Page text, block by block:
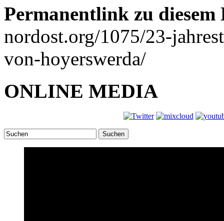
Permanentlink zu
nordost.org/1075/23-
von-hoyerswerda/
ONLINE MEDIA
Suchen